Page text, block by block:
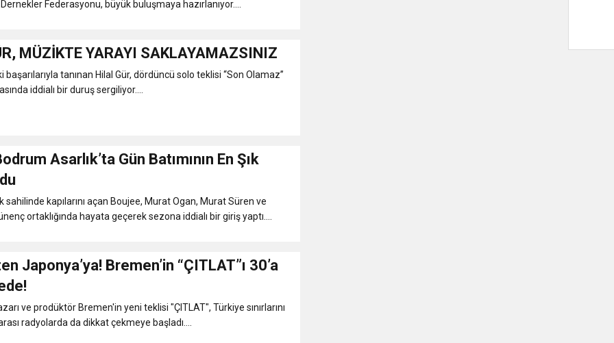
Federasyonu, büyük buluşmaya hazırlanıyor....
MÜZİKTE YARAYI SAKLAYAMAZSINIZ
başarılarıyla tanınan Hilal Gür, dördüncü solo teklisi “Son Olamaz”
iddialı bir duruş sergiliyor....
Asarlık’ta Gün Batımının En Şık
sahilinde kapılarını açan Boujee, Murat Ogan, Murat Süren ve
ortaklığında hayata geçerek sezona iddialı bir giriş yaptı....
Japonya’ya! Bremen’in “ÇITLAT”ı 30’a
ve prodüktör Bremen'in yeni teklisi "ÇITLAT", Türkiye sınırlarını
radyolarda da dikkat çekmeye başladı....